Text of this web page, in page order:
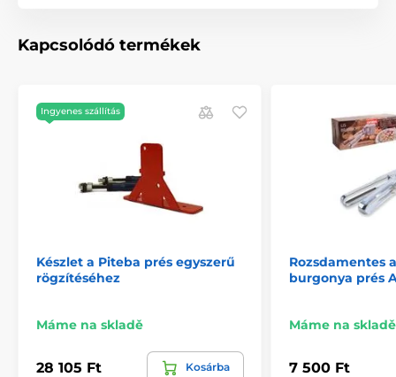
Kapcsolódó termékek
Ingyenes szállítás
Készlet a Piteba prés egyszerű
rögzítéséhez
Máme na skladě
28 105 Ft Kosárba
Rozsdamentes
burgonya prés
Máme na skladě
7 500 Ft